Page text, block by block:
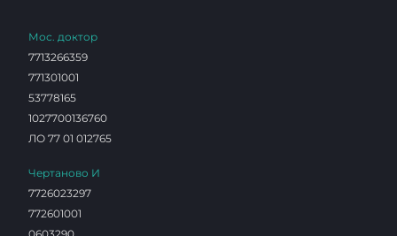
Мос. доктор
7713266359
771301001
53778165
1027700136760
ЛО 77 01 012765
Чертаново И
7726023297
772601001